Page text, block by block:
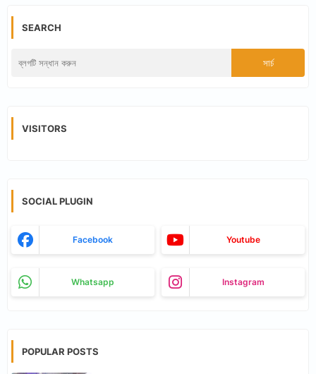
SEARCH
VISITORS
SOCIAL PLUGIN
Facebook Youtube
Whatsapp Instagram
POPULAR POSTS